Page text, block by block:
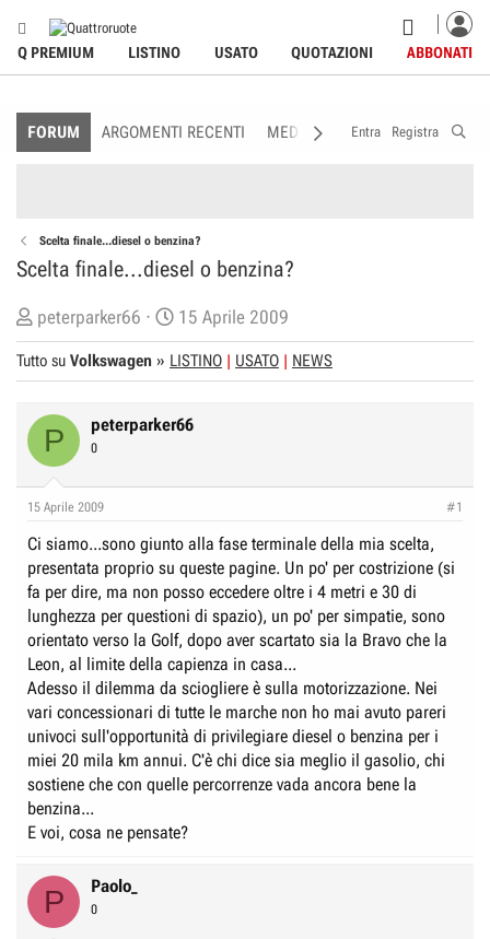
Q PREMIUM LISTINO USATO QUOTAZIONI ABBONATI
FORUM ARGOMENTI RECENTI MEDIA MEMBRI
Entra Registra
Scelta finale...diesel o benzina?
Scelta finale...diesel o benzina?
C
r
e
t
e
i
s
c
u
s
s
i
o
n
e
peterparker66
D
a
t
d
z
i
o
15 Aprile 2009
Tutto su Volkswagen » LISTINO USATO NEWS
P peterparker66
0
15 Aprile 2009 #1
Ci siamo...sono giunto alla fase terminale della mia scelta,
presentata proprio su queste pagine. Un po' per costrizione (si
fa per dire, ma non posso eccedere oltre i 4 metri e 30 di
lunghezza per questioni di spazio), un po' per simpatie, sono
orientato verso la Golf, dopo aver scartato sia la Bravo che la
Leon, al limite della capienza in casa...
Adesso il dilemma da sciogliere è sulla motorizzazione. Nei
vari concessionari di tutte le marche non ho mai avuto pareri
univoci sull'opportunità di privilegiare diesel o benzina per i
miei 20 mila km annui. C'è chi dice sia meglio il gasolio, chi
sostiene che con quelle percorrenze vada ancora bene la
benzina...
E voi, cosa ne pensate?
P Paolo_
0